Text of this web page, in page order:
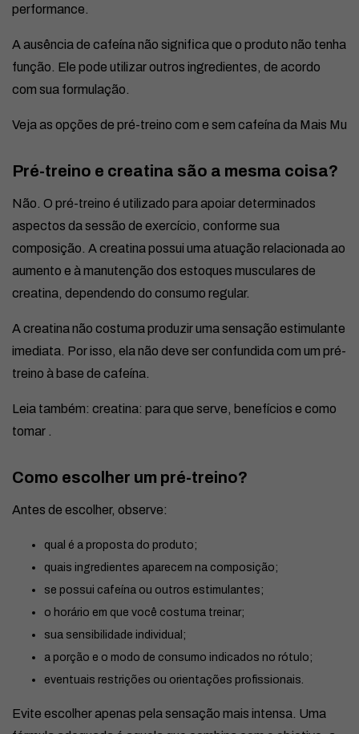
performance.
A ausência de cafeína não significa que o produto não tenha
função. Ele pode utilizar outros ingredientes, de acordo
com sua formulação.
Veja as opções de pré-treino com e sem cafeína da Mais Mu
Pré-treino e creatina são a mesma coisa?
Não. O pré-treino é utilizado para apoiar determinados
aspectos da sessão de exercício, conforme sua
composição. A creatina possui uma atuação relacionada ao
aumento e à manutenção dos estoques musculares de
creatina, dependendo do consumo regular.
A creatina não costuma produzir uma sensação estimulante
imediata. Por isso, ela não deve ser confundida com um pré-
treino à base de cafeína.
Leia também: creatina: para que serve, benefícios e como
tomar .
Como escolher um pré-treino?
Antes de escolher, observe:
qual é a proposta do produto;
quais ingredientes aparecem na composição;
se possui cafeína ou outros estimulantes;
o horário em que você costuma treinar;
sua sensibilidade individual;
a porção e o modo de consumo indicados no rótulo;
eventuais restrições ou orientações profissionais.
Evite escolher apenas pela sensação mais intensa. Uma